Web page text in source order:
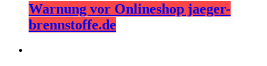
Warnung vor Onlineshop jaeger-
brennstoffe.de